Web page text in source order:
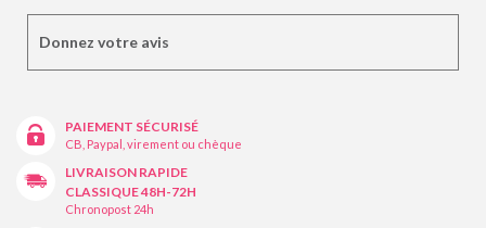
Donnez votre avis
PAIEMENT SÉCURISÉ
CB, Paypal, virement ou chèque
LIVRAISON RAPIDE
CLASSIQUE 48H-72H
Chronopost 24h